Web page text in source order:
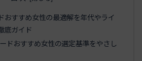
おすすめ女性の最適解を年代やライ
底ガイド
ドおすすめ女性の選定基準をやさし